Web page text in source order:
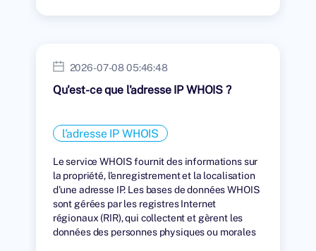
2026-07-08 05:46:48
Qu'est-ce que l'adresse IP WHOIS ?
l'adresse IP WHOIS
Le service WHOIS fournit des informations sur
la propriété, l'enregistrement et la localisation
d'une adresse IP. Les bases de données WHOIS
sont gérées par les registres Internet
régionaux (RIR), qui collectent et gèrent les
données des personnes physiques ou morales